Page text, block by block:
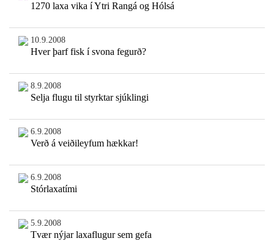
1270 laxa vika í Ytri Rangá og Hólsá
10.9.2008
Hver þarf fisk í svona fegurð?
8.9.2008
Selja flugu til styrktar sjúklingi
6.9.2008
Verð á veiðileyfum hækkar!
6.9.2008
Stórlaxatími
5.9.2008
Tvær nýjar laxaflugur sem gefa